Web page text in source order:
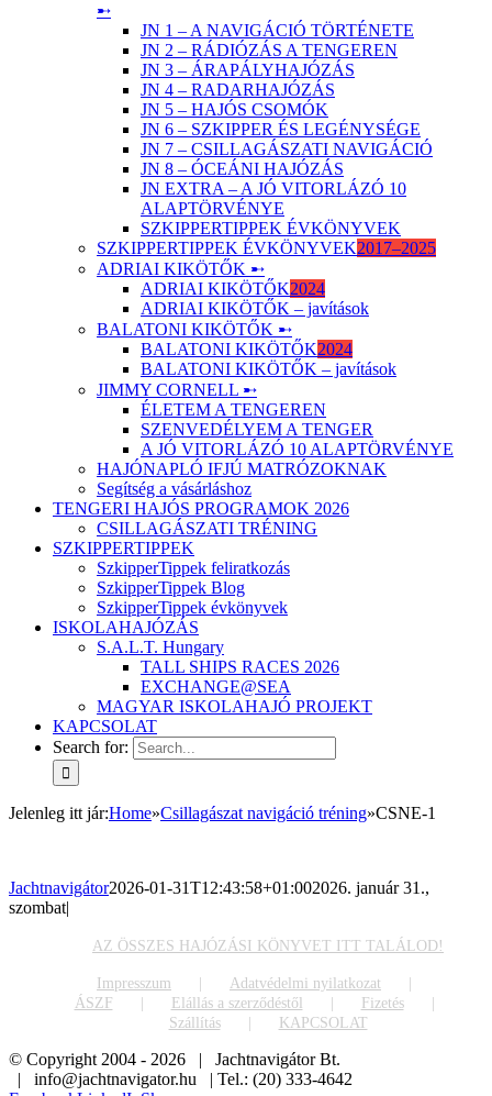
➸
JN 1 – A NAVIGÁCIÓ TÖRTÉNETE
JN 2 – RÁDIÓZÁS A TENGEREN
JN 3 – ÁRAPÁLYHAJÓZÁS
JN 4 – RADARHAJÓZÁS
JN 5 – HAJÓS CSOMÓK
JN 6 – SZKIPPER ÉS LEGÉNYSÉGE
JN 7 – CSILLAGÁSZATI NAVIGÁCIÓ
JN 8 – ÓCEÁNI HAJÓZÁS
JN EXTRA – A JÓ VITORLÁZÓ 10
ALAPTÖRVÉNYE
SZKIPPERTIPPEK ÉVKÖNYVEK
SZKIPPERTIPPEK ÉVKÖNYVEK2017–2025
ADRIAI KIKÖTŐK ➸
ADRIAI KIKÖTŐK2024
ADRIAI KIKÖTŐK – javítások
BALATONI KIKÖTŐK ➸
BALATONI KIKÖTŐK2024
BALATONI KIKÖTŐK – javítások
JIMMY CORNELL ➸
ÉLETEM A TENGEREN
SZENVEDÉLYEM A TENGER
A JÓ VITORLÁZÓ 10 ALAPTÖRVÉNYE
HAJÓNAPLÓ IFJÚ MATRÓZOKNAK
Segítség a vásárláshoz
TENGERI HAJÓS PROGRAMOK 2026
CSILLAGÁSZATI TRÉNING
SZKIPPERTIPPEK
SzkipperTippek feliratkozás
SzkipperTippek Blog
SzkipperTippek évkönyvek
ISKOLAHAJÓZÁS
S.A.L.T. Hungary
TALL SHIPS RACES 2026
EXCHANGE@SEA
MAGYAR ISKOLAHAJÓ PROJEKT
KAPCSOLAT
Search for:
Jelenleg itt jár:Home»Csillagászat navigáció tréning»CSNE-1
Jachtnavigátor2026-01-31T12:43:58+01:002026. január 31.,
szombat|
AZ ÖSSZES HAJÓZÁSI KÖNYVET ITT TALÁLOD!
Impresszum
Adatvédelmi nyilatkozat
ÁSZF
Elállás a szerződéstől
Fizetés
Szállítás
KAPCSOLAT
© Copyright 2004 - 2026 | Jachtnavigátor Bt.
| info@jachtnavigator.hu | Tel.: (20) 333-4642